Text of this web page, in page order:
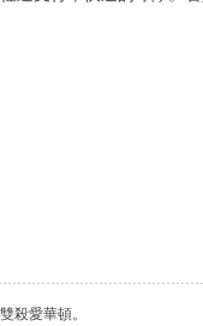
殺愛華頓。